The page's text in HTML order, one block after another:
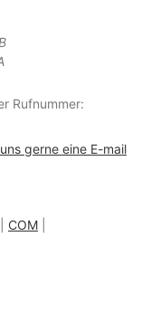
Rufnummer:
gerne eine E-mail
COM